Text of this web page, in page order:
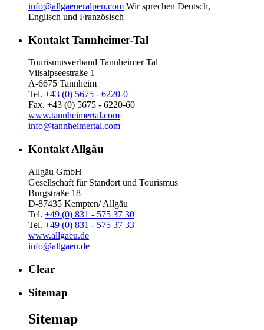
info@allgaeueralpen.com Wir sprechen Deutsch,
Englisch und Französisch
Kontakt Tannheimer-Tal
Tourismusverband Tannheimer Tal
Vilsalpseestraße 1
A-6675 Tannheim
Tel. +43 (0) 5675 - 6220-0
Fax. +43 (0) 5675 - 6220-60
www.tannheimertal.com
info@tannheimertal.com
Kontakt Allgäu
Allgäu GmbH
Gesellschaft für Standort und Tourismus
Burgstraße 18
D-87435 Kempten/ Allgäu
Tel. +49 (0) 831 - 575 37 30
Tel. +49 (0) 831 - 575 37 33
www.allgaeu.de
info@allgaeu.de
Clear
Sitemap
Sitemap